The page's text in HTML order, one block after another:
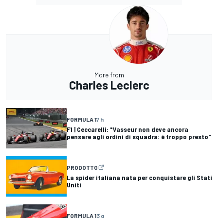
More from
Charles Leclerc
FORMULA 17 h
F1 | Ceccarelli: "Vasseur non deve ancora
pensare agli ordini di squadra: è troppo presto"
PRODOTTO
La spider italiana nata per conquistare gli Stati
Uniti
FORMULA 13 g